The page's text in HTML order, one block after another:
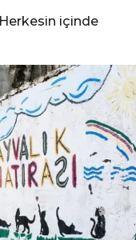
içinde